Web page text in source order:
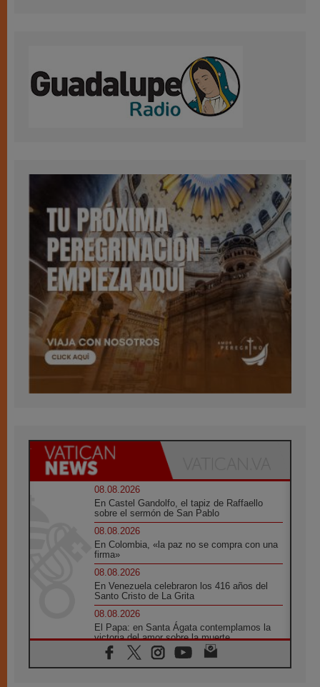
08.08.2026
En Castel Gandolfo, el tapiz de Raffaello
sobre el sermón de San Pablo
08.08.2026
En Colombia, «la paz no se compra con una
firma»
08.08.2026
En Venezuela celebraron los 416 años del
Santo Cristo de La Grita
08.08.2026
El Papa: en Santa Ágata contemplamos la
victoria del amor sobre la muerte
08.08.2026
León XIV visitará el Santuario de la Madre